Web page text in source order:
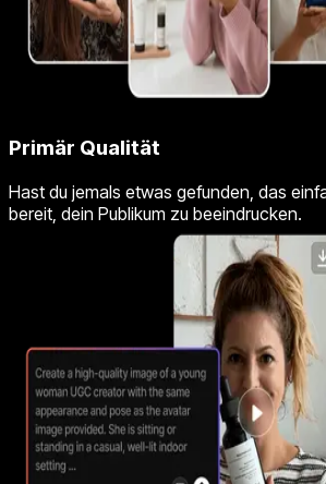
Primär Qualität
Hast du jemals etwas gefunden, das
bereit, dein Publikum zu beeindrucken.